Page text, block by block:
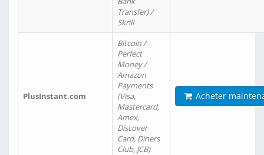
Transfer) /
Skrill
PlusInstant.com
Bitcoin /
Perfect
Money /
Amazon
Payments
(Visa,
Mastercard,
Amex,
Discover
Card, Diners
Club, JCB)
Acheter